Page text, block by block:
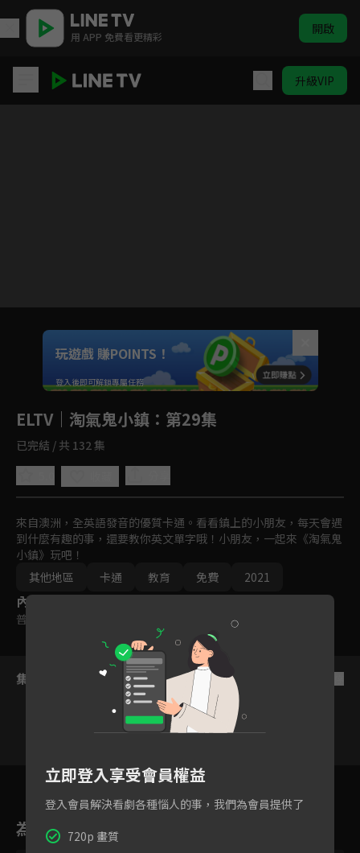
用 APP 免費看更精彩 開啟
升級VIP
Unmute
如有不便請見諒
玩遊戲 賺POINTS！
登入後即可解鎖專屬任務
ELTV｜淘氣鬼小鎮 ：第29集
已完結 / 共 132 集
來自澳洲，全英語發音的優質卡通。看看鎮上的小朋友，每天會遇
到什麼有趣的事，還要教你英文單字哦！小朋友，一起來《淘氣鬼
小鎮》玩吧！
其他地區
卡通 教育 免費 2021
內容標籤
普遍級
集數列表
27 28 29
為您推薦
立即登入享受會員權益
登入會員解決看劇各種惱人的事，我們為會員提供了
720p 畫質